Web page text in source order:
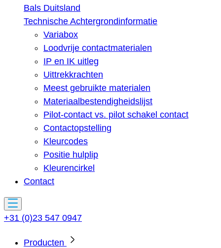
Bals Duitsland
Technische Achtergrondinformatie
Variabox
Loodvrije contactmaterialen
IP en IK uitleg
Uittrekkrachten
Meest gebruikte materialen
Materiaalbestendigheidslijst
Pilot-contact vs. pilot schakel contact
Contactopstelling
Kleurcodes
Positie hulplip
Kleurencirkel
Contact
+31 (0)23 547 0947
Producten